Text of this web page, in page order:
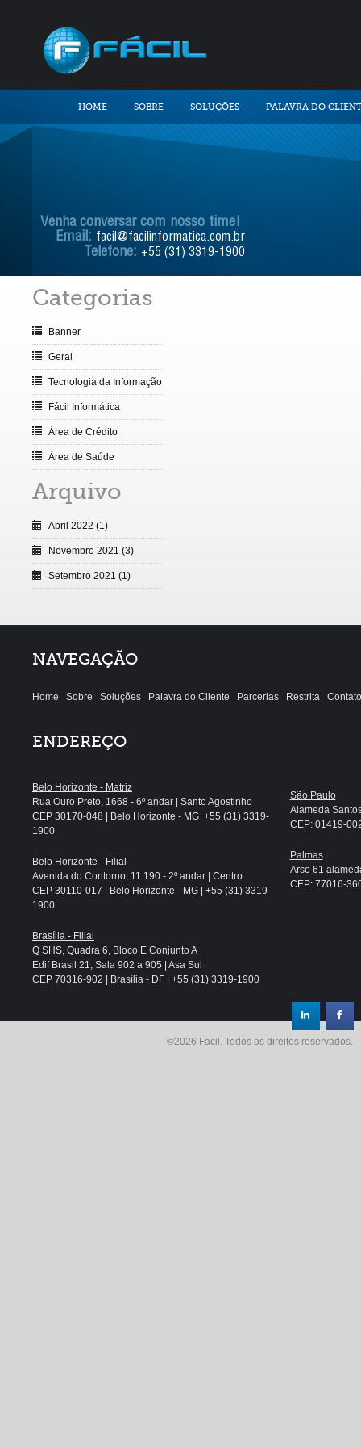
HOME SOBRE SOLUÇÕES PALAVRA DO
Venha conversar com nosso time!
Email: facil@facilinformatica.com.br
Telefone: +55 (31) 3319-1900
Categorias
Banner
Geral
Tecnologia da Informação
Fácil Informática
Área de Crédito
Área de Saúde
Arquivo
Abril 2022 (1)
Novembro 2021 (3)
Setembro 2021 (1)
NAVEGAÇÃO
Home Sobre Soluções Palavra do Cliente Parcerias Restrita Contato
ENDEREÇO
Belo Horizonte - Matriz
Rua Ouro Preto, 1668 - 6º andar | Santo Agostinho
CEP 30170-048 | Belo Horizonte - MG +55 (31) 3319-
1900
Belo Horizonte - Filial
Avenida do Contorno, 11.190 - 2º andar | Centro
CEP 30110-017 | Belo Horizonte - MG | +55 (31) 3319-
1900
Brasília - Filial
Q SHS, Quadra 6, Bloco E Conjunto A
Edif Brasil 21, Sala 902 a 905 | Asa Sul
CEP 70316-902 | Brasília - DF | +55 (31) 3319-1900
São Paulo
Alameda
CEP: 01419-
Palmas
Arso 61
CEP: 77016-
.
©2026 Facil. Todos os direitos reservados.